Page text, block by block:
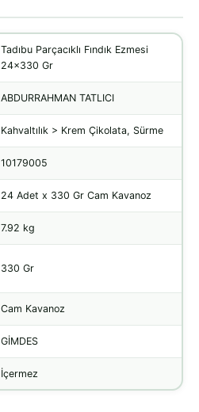
Tadıbu Parçacıklı Fındık Ezmesi
24x330 Gr
ABDURRAHMAN TATLICI
Kahvaltılık > Krem Çikolata, Sürme
10179005
24 Adet x 330 Gr Cam Kavanoz
7.92 kg
330 Gr
Cam Kavanoz
GİMDES
İçermez